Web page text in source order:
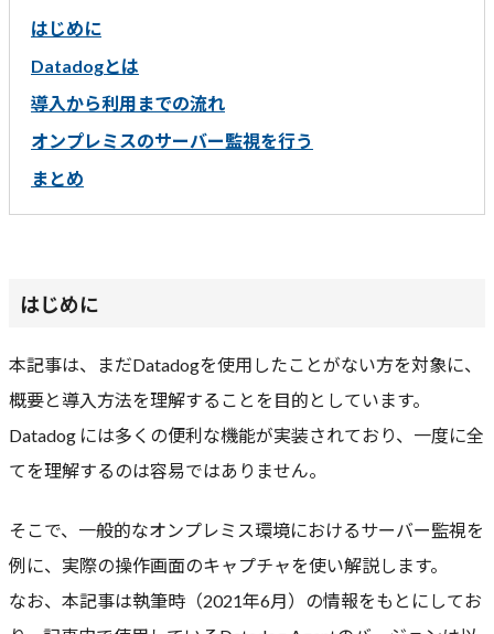
はじめに
Datadogとは
導入から利用までの流れ
オンプレミスのサーバー監視を行う
まとめ
はじめに
本記事は、まだDatadogを使用したことがない方を対象に、
概要と導入方法を理解することを目的としています。
Datadog には多くの便利な機能が実装されており、一度に全
てを理解するのは容易ではありません。
そこで、一般的なオンプレミス環境におけるサーバー監視を
例に、実際の操作画面のキャプチャを使い解説します。
なお、本記事は執筆時（2021年6月）の情報をもとにしてお